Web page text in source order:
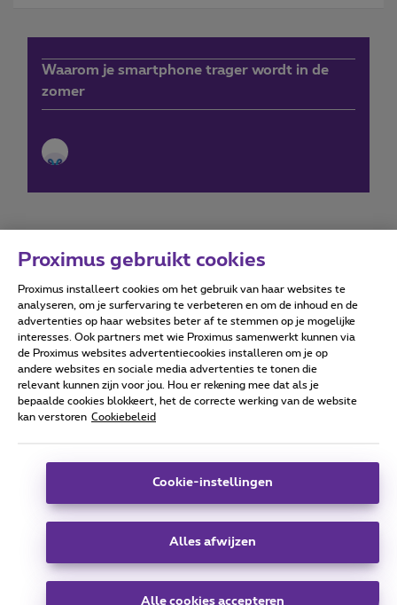
Waarom je smartphone trager wordt in de
zomer
Forumvoorwaarden Accessibility statement
Alle rechten voorbehouden. © Proximus
Algemene voorwaarden, consumenteninfo
Deze website is gecreëerd en wordt beheerd conform het
Koning Albert II-laan 27 - B-1030 Brussel.
Carrier & Wholesale Solutions
Proximus gebruikt cookies
Proximus installeert cookies om het gebruik van haar websites te
analyseren, om je surfervaring te verbeteren en om de inhoud en de
advertenties op haar websites beter af te stemmen op je mogelijke
interesses. Ook partners met wie Proximus samenwerkt kunnen via
de Proximus websites advertentiecookies installeren om je op
andere websites en sociale media advertenties te tonen die
relevant kunnen zijn voor jou. Hou er rekening mee dat als je
bepaalde cookies blokkeert, het de correcte werking van de website
kan verstoren Cookiebeleid
Cookie-instellingen
Alles afwijzen
Alle cookies accepteren